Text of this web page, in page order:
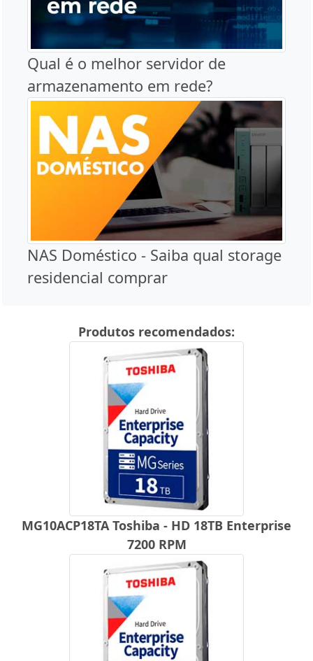
Qual é o melhor servidor de
armazenamento em rede?
NAS Doméstico - Saiba qual storage
residencial comprar
Produtos recomendados:
MG10ACP18TA Toshiba - HD 18TB Enterprise
7200 RPM